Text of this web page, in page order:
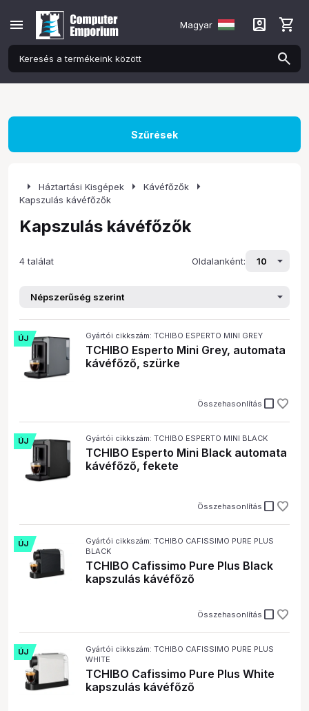
menu Magyar account_box shopping_cart
arrow_right Háztartási Kisgépek arrow_right Kávéfőzők arrow_right
Kapszulás kávéfőzők
Kapszulás kávéfőzők
4 találat Oldalanként:
ÚJ Gyártói cikkszám: TCHIBO ESPERTO MINI GREY
TCHIBO Esperto Mini Grey, automata
kávéfőző, szürke
Összehasonlítás check_box_outline_blank
ÚJ Gyártói cikkszám: TCHIBO ESPERTO MINI BLACK
TCHIBO Esperto Mini Black automata
kávéfőző, fekete
Összehasonlítás check_box_outline_blank
ÚJ
Gyártói cikkszám: TCHIBO CAFISSIMO PURE PLUS
BLACK
TCHIBO Cafissimo Pure Plus Black
kapszulás kávéfőző
Összehasonlítás check_box_outline_blank
ÚJ
Gyártói cikkszám: TCHIBO CAFISSIMO PURE PLUS
WHITE
TCHIBO Cafissimo Pure Plus White
kapszulás kávéfőző
Szűrések